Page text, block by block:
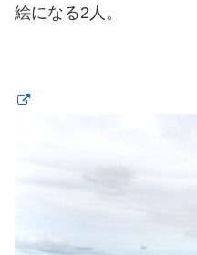
絵になる2人。